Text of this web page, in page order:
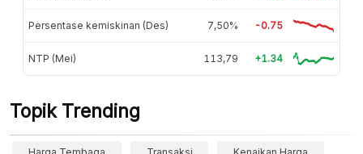
Persentase kemiskinan (Des) 7,50% -0.75
NTP (Mei) 113,79 +1.34
Topik Trending